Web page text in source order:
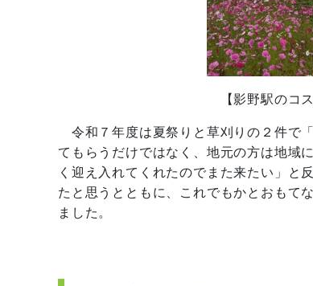
【影野駅のコスモス
令和７年度は夏祭りと草刈りの２件で
てもらうだけではなく、地元の方は地域
く迎え入れてくれたのでまた来たい」と
たと思うとともに、これでもかとおもて
ました。